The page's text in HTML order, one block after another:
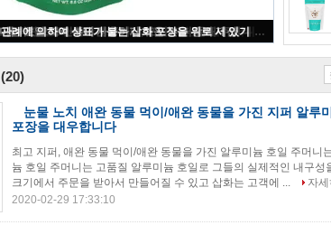
눈물 노치 애완 동물 먹이/애완 동물을 가진 지퍼 알루미늄 호일 부대는 포장을 대우합니다
(20)
눈물 노치 애완 동물 먹이/애완 동물을 가진 지퍼 알루
포장을 대우합니다
최고 지퍼, 애완 동물 먹이/애완 동물을 가진 알루미늄 호일 주머니
늄 호일 주머니는 고품질 알루미늄 호일로 그들의 실제적인 내구
크기에서 주문을 받아서 만들어질 수 있고 삽화는 고객에 ...
자세
2020-02-29 17:33:10